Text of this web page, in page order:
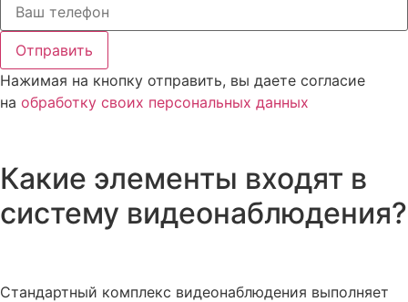
Отправить
Нажимая на кнопку отправить, вы даете согласие
на обработку своих персональных данных
Какие элементы входят в
систему видеонаблюдения?
Стандартный комплекс видеонаблюдения выполняет